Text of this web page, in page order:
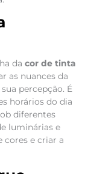
da cor de tinta
as nuances da
percepção. É
horários do dia
diferentes
luminárias e
cores e criar a